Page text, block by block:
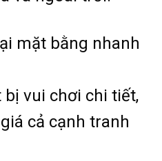
mặt bằng nhanh
vui chơi chi tiết,
cả cạnh tranh